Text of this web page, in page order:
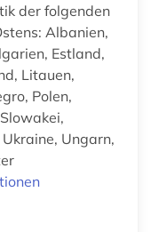
der folgenden
Estland,
Litauen,
Polen,
Ungarn,